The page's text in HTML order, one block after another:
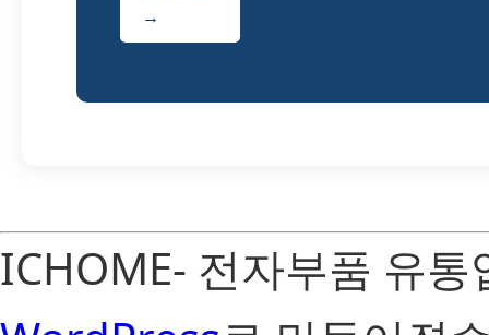
→
ICHOME- 전자부품 유